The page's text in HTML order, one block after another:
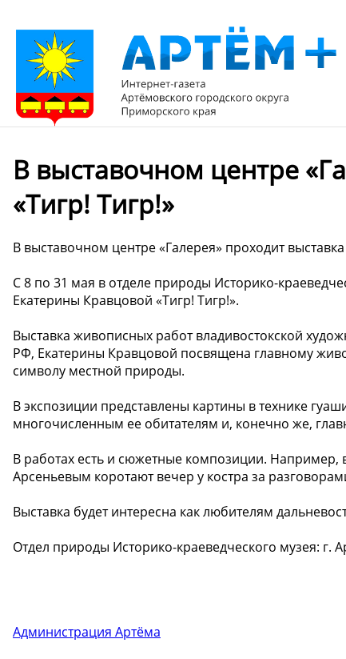
В выставочном центре
«Тигр! Тигр!»
В выставочном центре «Галерея» проходит выставка
С 8 по 31 мая в отделе природы Историко-
Екатерины Кравцовой «Тигр! Тигр!».
Выставка живописных работ владивостокской
РФ, Екатерины Кравцовой посвящена главному
символу местной природы.
В экспозиции представлены картины в технике
многочисленным ее обитателям и, конечно же,
В работах есть и сюжетные композиции. Например,
Арсеньевым коротают вечер у костра за
Выставка будет интересна как любителям
Отдел природы Историко-краеведческого музея: г.
Администрация Артёма